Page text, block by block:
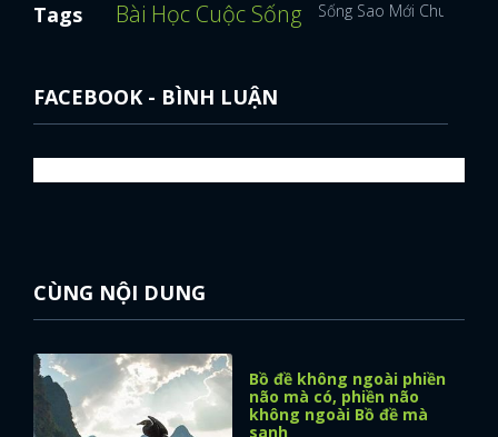
Tags Bài Học Cuộc Sống Sống Sao Mới Chuẩn
FACEBOOK - BÌNH LUẬN
CÙNG NỘI DUNG
Bồ đề không ngoài phiền
não mà có, phiền não
không ngoài Bồ đề mà
sanh